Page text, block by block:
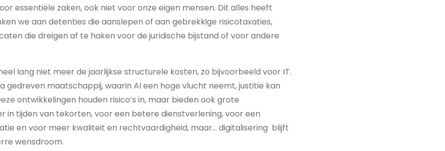
essentiële zaken, ook niet voor onze eigen mensen. Dit alles heeft
we aan detenties die aanslepen of aan gebrekkige risicotaxaties,
die dreigen af te haken voor de juridische bijstand of voor andere
lang niet meer de jaarlijkse structurele kosten, zo bijvoorbeeld voor IT.
gedreven maatschappij, waarin AI een hoge vlucht neemt, justitie kan
ontwikkelingen houden risico’s in, maar bieden ook grote
in tijden van tekorten, voor een betere dienstverlening, voor een
en voor meer kwaliteit en rechtvaardigheid, maar… digitalisering blijft
wensdroom.